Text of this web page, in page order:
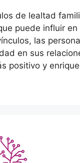
de lealtad
puede influir
las
en sus
positivo y